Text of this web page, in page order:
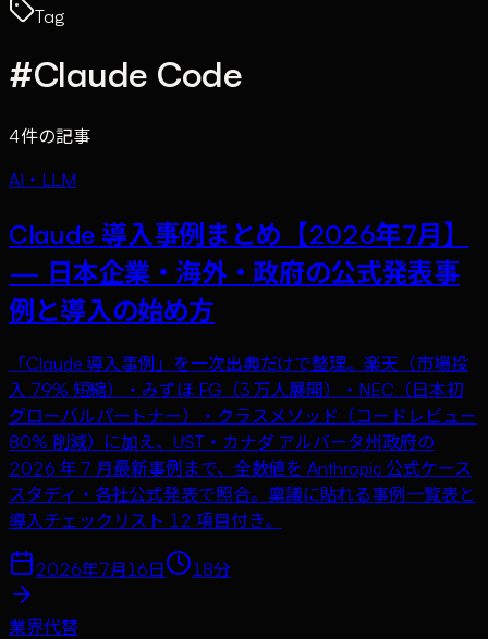
Tag
#Claude Code
4件の記事
AI・LLM
Claude 導入事例まとめ【2026年7月】
— 日本企業・海外・政府の公式発表事
例と導入の始め方
「Claude 導入事例」を一次出典だけで整理。楽天（市場投
入 79% 短縮）・みずほ FG（3 万人展開）・NEC（日本初
グローバルパートナー）・クラスメソッド（コードレビュー
80% 削減）に加え、UST・カナダ アルバータ州政府の
2026 年 7 月最新事例まで、全数値を Anthropic 公式ケース
スタディ・各社公式発表で照合。稟議に貼れる事例一覧表と
導入チェックリスト 12 項目付き。
2026年7月16日 18分
業界代替